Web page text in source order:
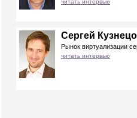
читать интервью
Сергей
Рынок виртуализации
читать интервью